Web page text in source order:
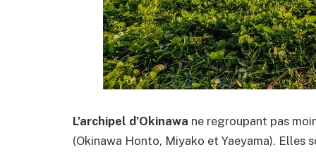
L’archipel d’Okinawa ne regroupant pas
(Okinawa Honto, Miyako et Yaeyama). Elles